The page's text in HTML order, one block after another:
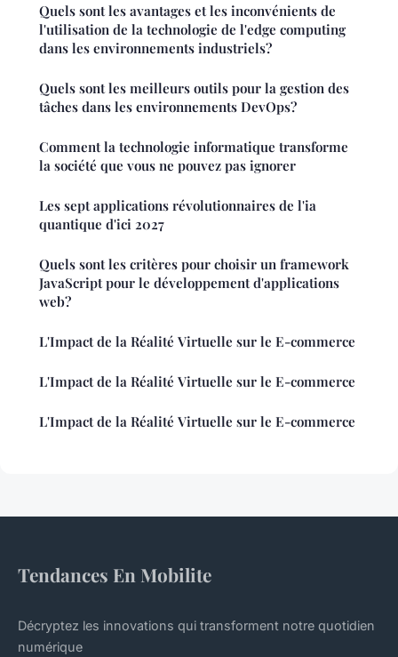
Quels sont les avantages et les inconvénients de
l'utilisation de la technologie de l'edge computing
dans les environnements industriels?
Quels sont les meilleurs outils pour la gestion des
tâches dans les environnements DevOps?
Comment la technologie informatique transforme
la société que vous ne pouvez pas ignorer
Les sept applications révolutionnaires de l'ia
quantique d'ici 2027
Quels sont les critères pour choisir un framework
JavaScript pour le développement d'applications
web?
L'Impact de la Réalité Virtuelle sur le E-commerce
L'Impact de la Réalité Virtuelle sur le E-commerce
L'Impact de la Réalité Virtuelle sur le E-commerce
Tendances En Mobilite
Décryptez les innovations qui transforment notre quotidien
numérique